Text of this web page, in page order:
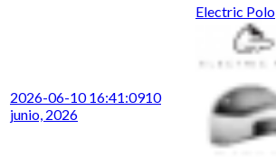
2026-06-10 16:41:0910
junio, 2026
Electric Polo